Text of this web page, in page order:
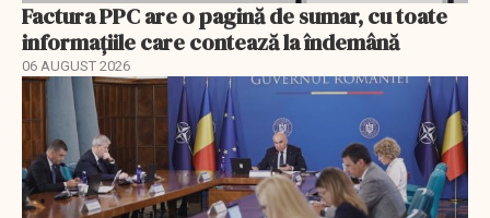
Factura PPC are o pagină de sumar, cu toate
informațiile care contează la îndemână
06 AUGUST 2026